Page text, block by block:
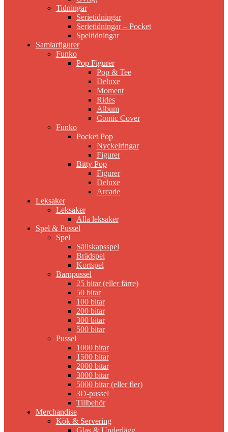
Tidningar
Serietidningar
Serietidningar – Pocket
Speltidningar
Samlarfigurer
Funko
Pop Figurer
Pop & Tee
Deluxe
Moment
Rides
Album
Comic Cover
Funko
Pocket Pop
Nyckelringar
Figurer
Bitty Pop
Figurer
Deluxe
Arcade
Leksaker
Leksaker
Alla leksaker
Spel & Pussel
Spel
Sällskapsspel
Brädspel
Kortspel
Barnpussel
25 bitar (eller färre)
50 bitar
100 bitar
200 bitar
300 bitar
500 bitar
Pussel
1000 bitar
1500 bitar
2000 bitar
3000 bitar
5000 bitar (eller fler)
3D-pussel
Tillbehör
Merchandise
Kök & Servering